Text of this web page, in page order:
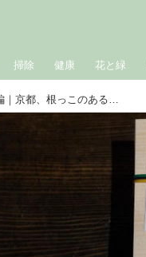
掃除 健康 花と緑
「円卓」のお弁当がおいしい理由 後編｜京都、根っこのある暮らし方